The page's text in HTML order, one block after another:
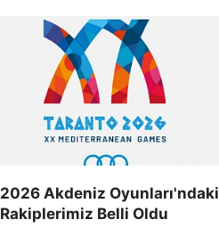
2026 Akdeniz Oyunları'ndaki
Rakiplerimiz Belli Oldu